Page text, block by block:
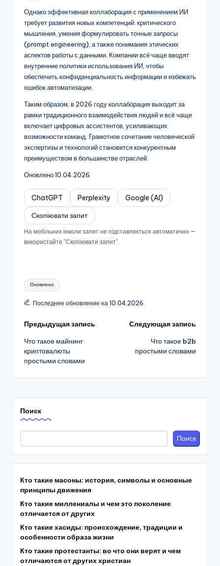
Однако эффективная коллаборация с применением ИИ
требует развития новых компетенций: критического
мышления, умения формулировать точные запросы
(prompt engineering), а также понимания этических
аспектов работы с данными. Компании всё чаще вводят
внутренние политики использования ИИ, чтобы
обеспечить конфиденциальность информации и избежать
ошибок автоматизации.
Таким образом, в 2026 году коллаборация выходит за
рамки традиционного взаимодействия людей и всё чаще
включает цифровых ассистентов, усиливающих
возможности команд. Грамотное сочетание человеческой
экспертизы и технологий становится конкурентным
преимуществом в большинстве отраслей.
Оновлено 10.04.2026
ChatGPT Perplexity
Google (AI)
Скопіювати запит
На мобільних інколи запит не підставляється автоматично —
використайте “Скопіювати запит”.
Метки:
Оновлено
Последнее обновление на 10.04.2026
Навигация
записи
Предыдущая запись
Что такое майнинг
криптовалюты
простыми словами
Следующая запись
Что такое b2b
простыми словами
Поиск
Поиск
Кто такие масоны: история, символы и основные
принципы движения
Кто такие миллениалы и чем это поколение
отличается от других
Кто такие хасиды: происхождение, традиции и
особенности образа жизни
Кто такие протестанты: во что они верят и чем
отличаются от других христиан